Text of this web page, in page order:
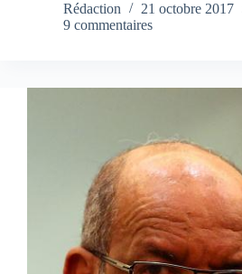
Rédaction
21 octobre 2017
9 commentaires